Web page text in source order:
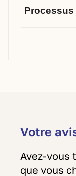
Processus
Votre
Avez-vous
que vous